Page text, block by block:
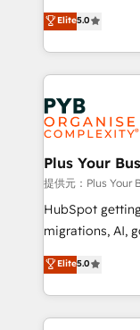
nurturing
Marketing,
Ongoing
scalable retainers. Let’s make HubSpot
powerful growth
drive results.
automation,
paid media,
search
WordPress development. We
and growth-led
professional
industrial
Town, Dubai & London. 500+
across
Google AI Overviews. HubSpot
Innovation
Migration
Elite5.0
Plus Your
提供元：Plus Your
HubSpot
migrations, AI,
complexity, so
Welcome to our
training • CRM
Elite5.0